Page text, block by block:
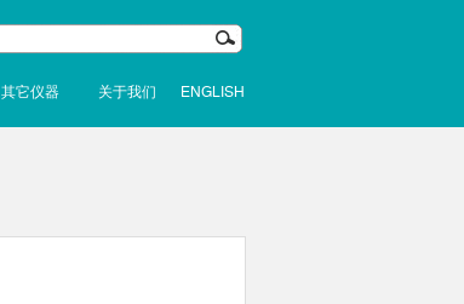
其它仪器 关于我们 ENGLISH